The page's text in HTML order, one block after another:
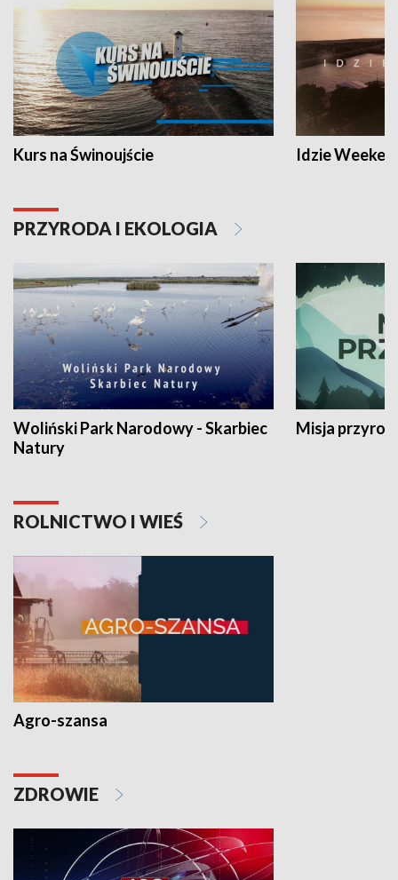
Kurs na Świnoujście Idzie
PRZYRODA I EKOLOGIA
Woliński Park Narodowy - Skarbiec
Natury
Misja
ROLNICTWO I WIEŚ
Agro-szansa
ZDROWIE